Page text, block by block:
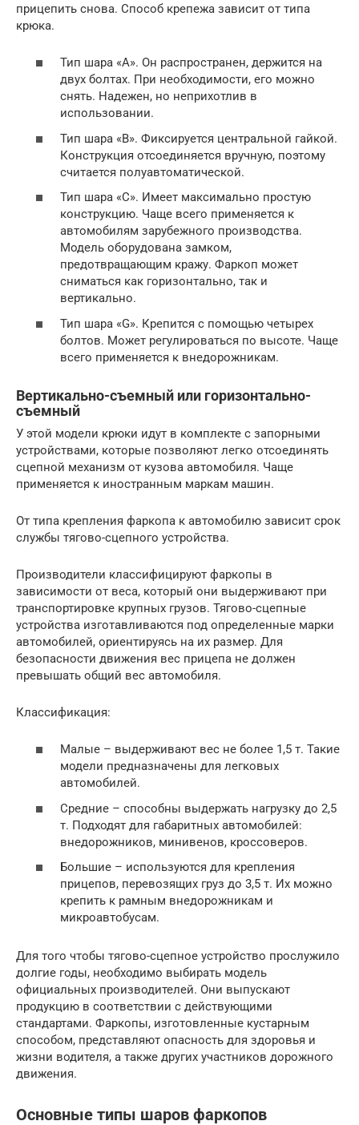
прицепить снова. Способ крепежа зависит от типа
крюка.
Тип шара «А». Он распространен, держится на
двух болтах. При необходимости, его можно
снять. Надежен, но неприхотлив в
использовании.
Тип шара «В». Фиксируется центральной гайкой.
Конструкция отсоединяется вручную, поэтому
считается полуавтоматической.
Тип шара «С». Имеет максимально простую
конструкцию. Чаще всего применяется к
автомобилям зарубежного производства.
Модель оборудована замком,
предотвращающим кражу. Фаркоп может
сниматься как горизонтально, так и
вертикально.
Тип шара «G». Крепится с помощью четырех
болтов. Может регулироваться по высоте. Чаще
всего применяется к внедорожникам.
Вертикально-съемный или горизонтально-
съемный
У этой модели крюки идут в комплекте с запорными
устройствами, которые позволяют легко отсоединять
сцепной механизм от кузова автомобиля. Чаще
применяется к иностранным маркам машин.
От типа крепления фаркопа к автомобилю зависит срок
службы тягово-сцепного устройства.
Производители классифицируют фаркопы в
зависимости от веса, который они выдерживают при
транспортировке крупных грузов. Тягово-сцепные
устройства изготавливаются под определенные марки
автомобилей, ориентируясь на их размер. Для
безопасности движения вес прицепа не должен
превышать общий вес автомобиля.
Классификация:
Малые – выдерживают вес не более 1,5 т. Такие
модели предназначены для легковых
автомобилей.
Средние – способны выдержать нагрузку до 2,5
т. Подходят для габаритных автомобилей:
внедорожников, минивенов, кроссоверов.
Большие – используются для крепления
прицепов, перевозящих груз до 3,5 т. Их можно
крепить к рамным внедорожникам и
микроавтобусам.
Для того чтобы тягово-сцепное устройство прослужило
долгие годы, необходимо выбирать модель
официальных производителей. Они выпускают
продукцию в соответствии с действующими
стандартами. Фаркопы, изготовленные кустарным
способом, представляют опасность для здоровья и
жизни водителя, а также других участников дорожного
движения.
Основные типы шаров фаркопов